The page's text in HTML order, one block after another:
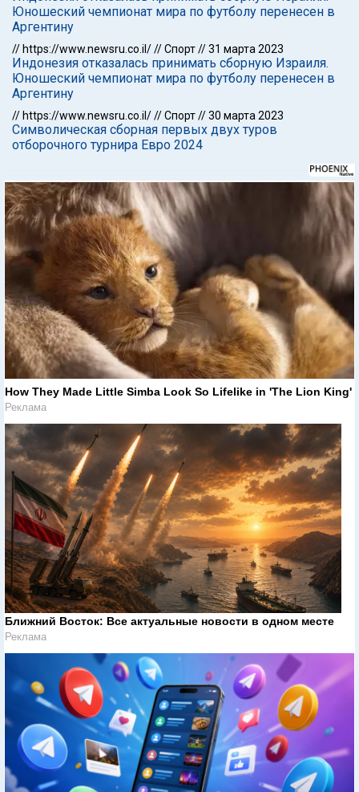
Юношеский чемпионат мира по футболу перенесен в
Аргентину
// https://www.newsru.co.il///Спорт//31 марта 2023
Индонезия отказалась принимать сборную Израиля.
Юношеский чемпионат мира по футболу перенесен в
Аргентину
// https://www.newsru.co.il///Спорт//30 марта 2023
Символическая сборная первых двух туров
отборочного турнира Евро 2024
How They Made Little Simba Look So Lifelike in 'The Lion King'
Реклама
Ближний Восток: Все актуальные новости в одном месте
Реклама